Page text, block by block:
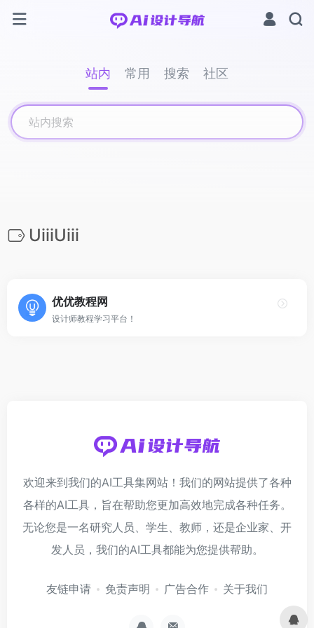
站内 常用 搜索 社区
UiiiUiii
优优教程网
设计师教程学习平台！
欢迎来到我们的AI工具集网站！我们的网站提供了各种
各样的AI工具，旨在帮助您更加高效地完成各种任务。
无论您是一名研究人员、学生、教师，还是企业家、开
发人员，我们的AI工具都能为您提供帮助。
友链申请 免责声明 广告合作 关于我们